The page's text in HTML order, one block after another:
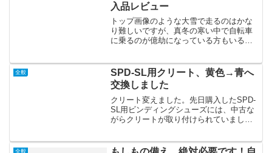
入品レビュー
トップ画像のような大雪で走るのはかな
り難しいですが、真冬の寒い中で自転車
に乗るのが億劫になっている方もいるか
て記事を書きましたが、その後いろいろ
追加購入していますので、...
全般
SPD-SL用クリート、黄色→青へ
交換しました
クリート変えました。先日購入したSPD-
SL用ビンディングシューズには、中古な
がらクリートが取り付けられていまし
入すると大概のモデルに付属されていま
全般